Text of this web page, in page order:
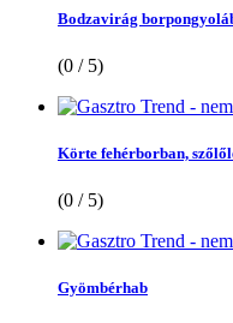
Bodzavirág
(0 / 5)
Körte fehérborban,
(0 / 5)
Gyömbérhab